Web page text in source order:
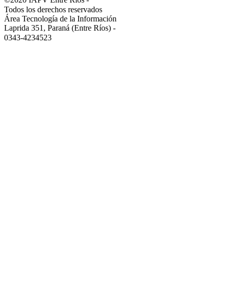
Todos los derechos reservados
Área Tecnología de la Información
Laprida 351, Paraná (Entre Ríos) -
0343-4234523